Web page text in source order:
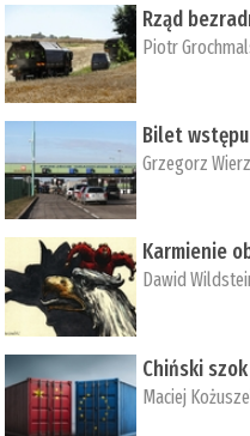
Rząd
Piotr
Bilet
Grzegorz
Karmienie
Dawid
Chiński
Maciej